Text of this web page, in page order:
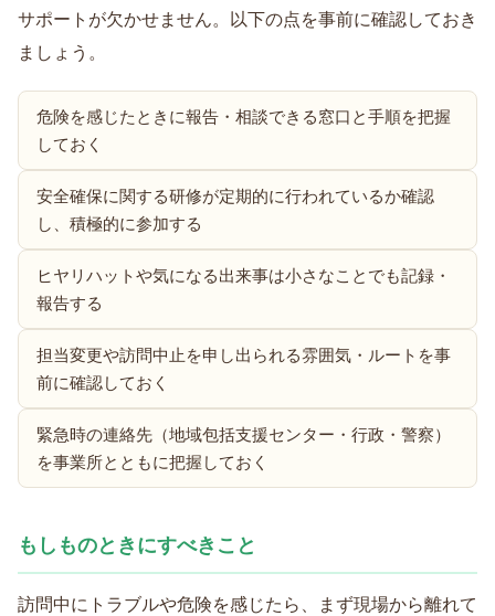
サポートが欠かせません。以下の点を事前に確認しておき
ましょう。
危険を感じたときに報告・相談できる窓口と手順を把握
しておく
安全確保に関する研修が定期的に行われているか確認
し、積極的に参加する
ヒヤリハットや気になる出来事は小さなことでも記録・
報告する
担当変更や訪問中止を申し出られる雰囲気・ルートを事
前に確認しておく
緊急時の連絡先（地域包括支援センター・行政・警察）
を事業所とともに把握しておく
もしものときにすべきこと
訪問中にトラブルや危険を感じたら、まず現場から離れて